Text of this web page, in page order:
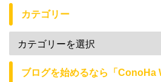
カテゴリー
ブログを始めるなら「ConoHa